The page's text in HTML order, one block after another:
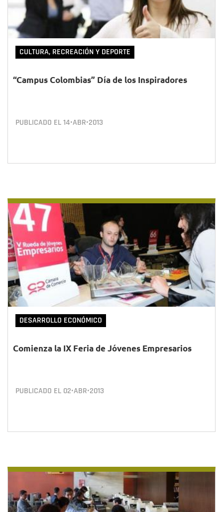
CULTURA, RECREACIÓN Y DEPORTE
“Campus Colombias” Día de los Inspiradores
PUBLICADO EL14•ABR•2013
DESARROLLO ECONÓMICO
Comienza la IX Feria de Jóvenes Empresarios
PUBLICADO EL 02•ABR•2013